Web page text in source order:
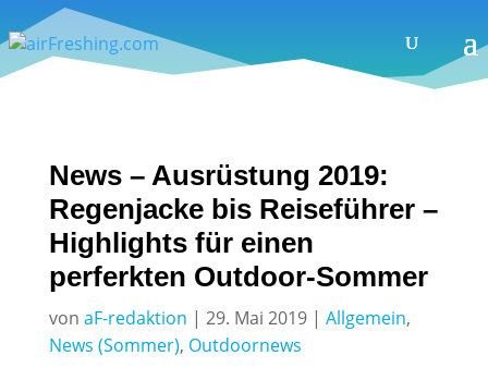
News – Ausrüstung 2019:
Regenjacke bis Reiseführer –
Highlights für einen
perferkten Outdoor-Sommer
von aF-redaktion | 29. Mai 2019| Allgemein,
News (Sommer), Outdoornews